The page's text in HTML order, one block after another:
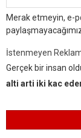
Merak etmeyin, e-
İstenmeyen
Gerçek bir insan
alti arti iki kac